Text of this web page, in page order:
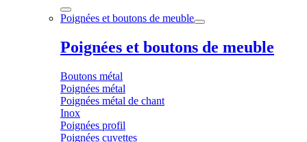
Poignées et boutons de meuble
Poignées et boutons de meuble
Boutons métal
Poignées métal
Poignées métal de chant
Inox
Poignées profil
Poignées cuvettes